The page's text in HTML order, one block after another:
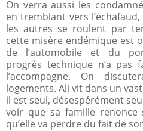
On verra aussi les
en tremblant vers
les autres se roulent par
cette misère endémique est
de l’automobile et du
progrès technique n’a pas
l’accompagne. On
logements. Ali vit dans un
il est seul, désespérément
voir que sa famille renonce
qu’elle va perdre du fait de